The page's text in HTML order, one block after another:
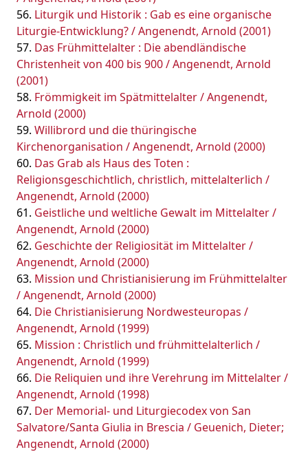
Liturgik und Historik : Gab es eine organische
Liturgie-Entwicklung? / Angenendt, Arnold (2001)
Das Frühmittelalter : Die abendländische
Christenheit von 400 bis 900 / Angenendt, Arnold
(2001)
Frömmigkeit im Spätmittelalter / Angenendt,
Arnold (2000)
Willibrord und die thüringische
Kirchenorganisation / Angenendt, Arnold (2000)
Das Grab als Haus des Toten :
Religionsgeschichtlich, christlich, mittelalterlich /
Angenendt, Arnold (2000)
Geistliche und weltliche Gewalt im Mittelalter /
Angenendt, Arnold (2000)
Geschichte der Religiosität im Mittelalter /
Angenendt, Arnold (2000)
Mission und Christianisierung im Frühmittelalter
/ Angenendt, Arnold (2000)
Die Christianisierung Nordwesteuropas /
Angenendt, Arnold (1999)
Mission : Christlich und frühmittelalterlich /
Angenendt, Arnold (1999)
Die Reliquien und ihre Verehrung im Mittelalter /
Angenendt, Arnold (1998)
Der Memorial- und Liturgiecodex von San
Salvatore/Santa Giulia in Brescia / Geuenich, Dieter;
Angenendt, Arnold (2000)